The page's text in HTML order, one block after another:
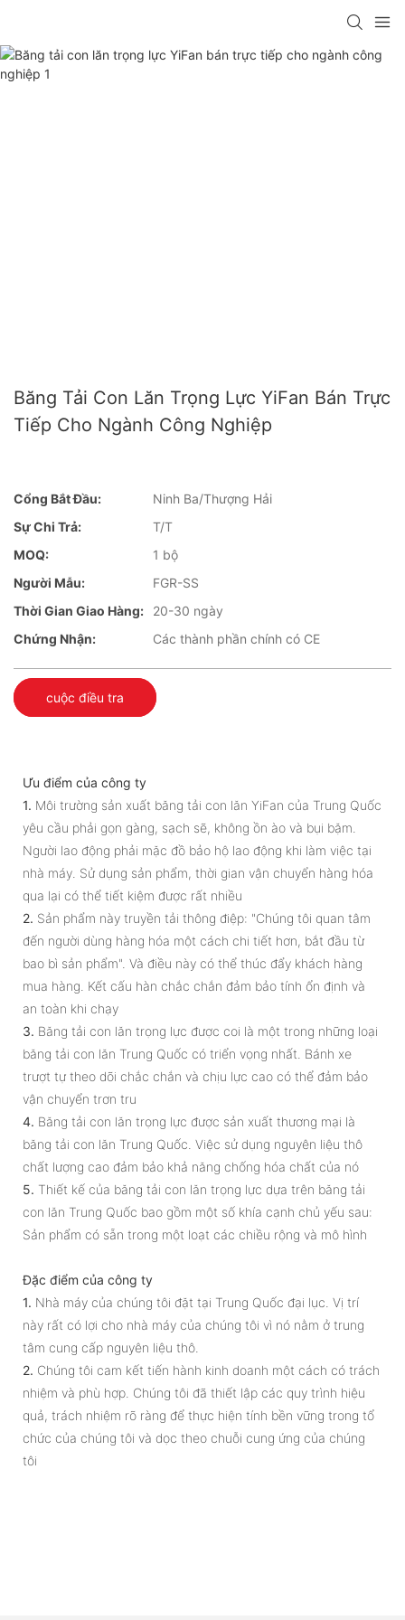
Băng Tải Con Lăn Trọng Lực YiFan Bán Trực
Tiếp Cho Ngành Công Nghiệp
Cổng Bắt Đầu:
Ninh Ba/Thượng Hải
Sự Chi Trả:
T/T
MOQ:
1 bộ
Người Mẫu:
FGR-SS
Thời Gian Giao Hàng:
20-30 ngày
Chứng Nhận:
Các thành phần chính có CE
cuộc điều tra
Ưu điểm của công ty
1. Môi trường sản xuất băng tải con lăn YiFan của Trung Quốc
yêu cầu phải gọn gàng, sạch sẽ, không ồn ào và bụi bặm.
Người lao động phải mặc đồ bảo hộ lao động khi làm việc tại
nhà máy. Sử dụng sản phẩm, thời gian vận chuyển hàng hóa
qua lại có thể tiết kiệm được rất nhiều
2. Sản phẩm này truyền tải thông điệp: "Chúng tôi quan tâm
đến người dùng hàng hóa một cách chi tiết hơn, bắt đầu từ
bao bì sản phẩm". Và điều này có thể thúc đẩy khách hàng
mua hàng. Kết cấu hàn chắc chắn đảm bảo tính ổn định và
an toàn khi chạy
3. Băng tải con lăn trọng lực được coi là một trong những loại
băng tải con lăn Trung Quốc có triển vọng nhất. Bánh xe
trượt tự theo dõi chắc chắn và chịu lực cao có thể đảm bảo
vận chuyển trơn tru
4. Băng tải con lăn trọng lực được sản xuất thương mại là
băng tải con lăn Trung Quốc. Việc sử dụng nguyên liệu thô
chất lượng cao đảm bảo khả năng chống hóa chất của nó
5. Thiết kế của băng tải con lăn trọng lực dựa trên băng tải
con lăn Trung Quốc bao gồm một số khía cạnh chủ yếu sau:
Sản phẩm có sẵn trong một loạt các chiều rộng và mô hình
Đặc điểm của công ty
1. Nhà máy của chúng tôi đặt tại Trung Quốc đại lục. Vị trí
này rất có lợi cho nhà máy của chúng tôi vì nó nằm ở trung
tâm cung cấp nguyên liệu thô.
2. Chúng tôi cam kết tiến hành kinh doanh một cách có trách
nhiệm và phù hợp. Chúng tôi đã thiết lập các quy trình hiệu
quả, trách nhiệm rõ ràng để thực hiện tính bền vững trong tổ
chức của chúng tôi và dọc theo chuỗi cung ứng của chúng
tôi